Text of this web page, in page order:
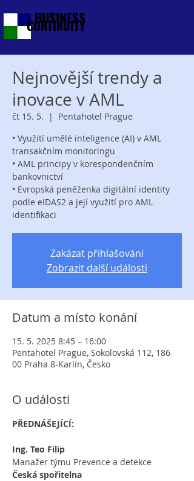
BUSINESS
CONTINUITY
Nejnovější trendy a
inovace v AML
čt 15. 5.
  |
Pentahotel Prague
• Využití umělé inteligence (AI) v AML
transakčním monitoringu
• AML principy v korespondenčním
bankovnictví
• Evropská peněženka digitální identity
podle eIDAS2 a její využití pro AML
identifikaci
Zakázat přihlašování
Zobrazit další události
Datum a místo konání
15. 5. 2025 8:45 – 16:00
Pentahotel Prague, Sokolovská 112, 186
00 Praha 8-Karlín, Česko
O události
PŘEDNÁŠEJÍCÍ:
Ing. Teo Filip
Manažer týmu Prevence a detekce
Česká spořitelna